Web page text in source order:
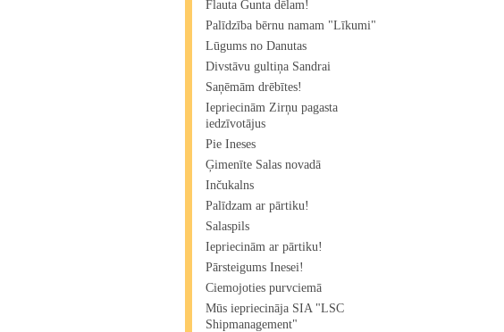
Flauta Gunta dēlam!
Palīdzība bērnu namam "Līkumi"
Lūgums no Danutas
Divstāvu gultiņa Sandrai
Saņēmām drēbītes!
Iepriecinām Zirņu pagasta
iedzīvotājus
Pie Ineses
Ģimenīte Salas novadā
Inčukalns
Palīdzam ar pārtiku!
Salaspils
Iepriecinām ar pārtiku!
Pārsteigums Inesei!
Ciemojoties purvciemā
Mūs iepriecināja SIA "LSC
Shipmanagement"​